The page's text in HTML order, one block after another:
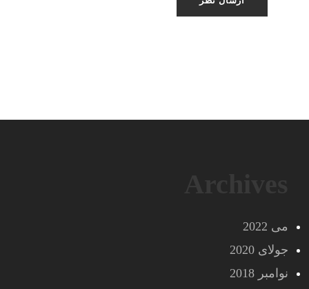
می 2022
جولای 2020
نوامبر 2018